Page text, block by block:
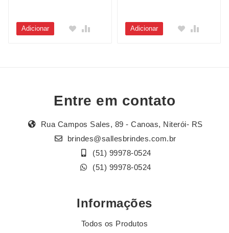
Adicionar Adicionar
Entre em contato
Rua Campos Sales, 89 - Canoas, Niterói- RS
brindes@sallesbrindes.com.br
(51) 99978-0524
(51) 99978-0524
Informações
Todos os Produtos